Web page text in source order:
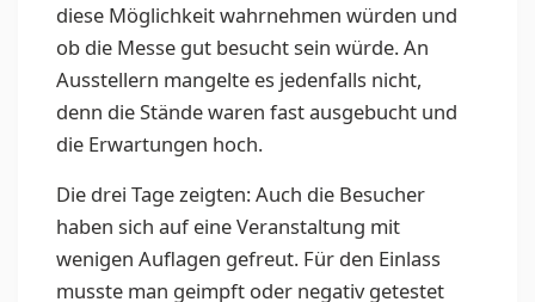
diese Möglichkeit wahrnehmen würden und
ob die Messe gut besucht sein würde. An
Ausstellern mangelte es jedenfalls nicht,
denn die Stände waren fast ausgebucht und
die Erwartungen hoch.
Die drei Tage zeigten: Auch die Besucher
haben sich auf eine Veranstaltung mit
wenigen Auflagen gefreut. Für den Einlass
musste man geimpft oder negativ getestet